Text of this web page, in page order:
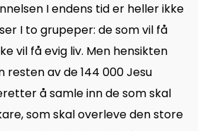
I endens tid er heller ikke
I to grupeper: de som vil få
vil få evig liv. Men hensikten
resten av de 144 000 Jesu
å samle inn de som skal
som skal overleve den store